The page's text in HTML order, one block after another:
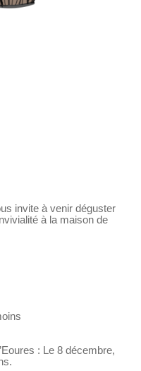
invite à venir déguster
à la maison de
: Le 8 décembre,